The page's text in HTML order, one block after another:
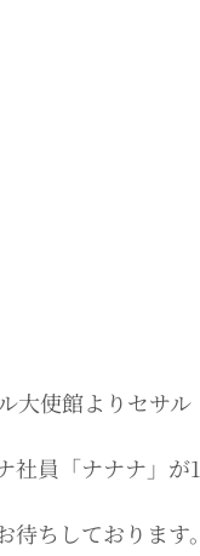
大使館よりセサ
員「ナナナ」が
ちしております。